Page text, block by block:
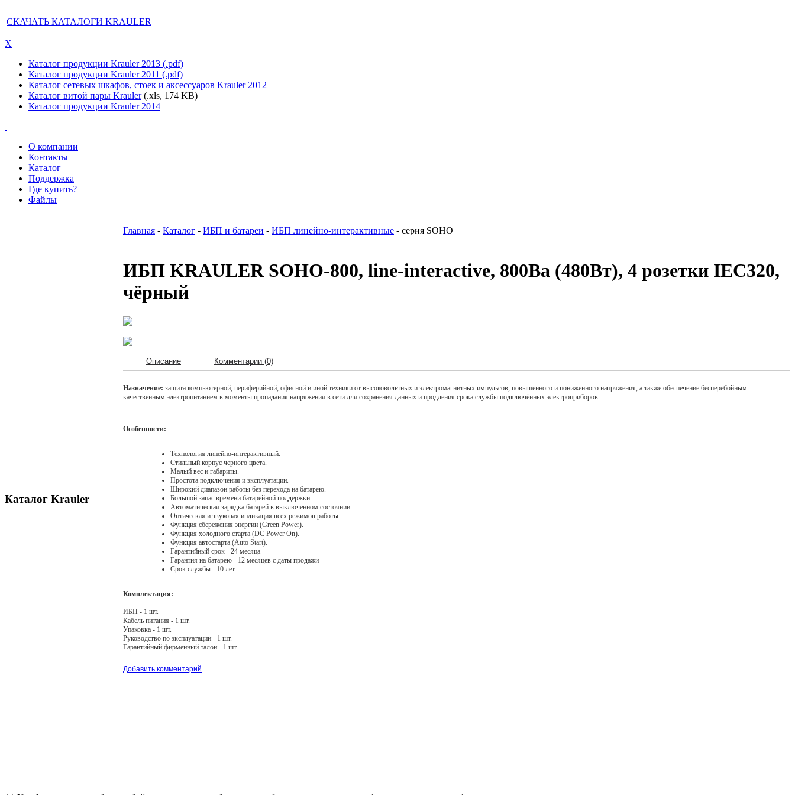
СКАЧАТЬ КАТАЛОГИ KRAULER
X
Каталог продукции Krauler 2013 (.pdf)
Каталог продукции Krauler 2011 (.pdf)
Каталог сетевых шкафов, стоек и аксессуаров Krauler 2012
Каталог витой пары Krauler(.xls, 174 KB)
Каталог продукции Krauler 2014
О компании
Контакты
Каталог
Поддержка
Где купить?
Файлы
Каталог Krauler
Главная - Каталог - ИБП и батареи - ИБП линейно-интерактивные - серия SOHO
ИБП KRAULER SOHO-800, line-interactive, 800Ва (480Вт), 4 розетки IEC320,
чёрный
Описание Комментарии (0)
Назначение: защита компьютерной, периферийной, офисной и иной техники от высоковольтных и электромагнитных импульсов, повышенного и пониженного напряжения, а также обеспечение бесперебойным
качественным электропитанием в моменты пропадания напряжения в сети для сохранения данных и продления срока службы подключённых электроприборов.
Особенности:
Технология линейно-интерактивный.
Стильный корпус черного цвета.
Малый вес и габариты.
Простота подключения и эксплуатации.
Широкий диапазон работы без перехода на батарею.
Большой запас времени батарейной поддержки.
Автоматическая зарядка батарей в выключенном состоянии.
Оптическая и звуковая индикация всех режимов работы.
Функция сбережения энергии (Green Power).
Функция холодного старта (DC Power On).
Функция автостарта (Auto Start).
Гарантийный срок - 24 месяца
Гарантия на батарею - 12 месяцев с даты продажи
Срок службы - 10 лет
Комплектация:
ИБП - 1 шт.
Кабель питания - 1 шт.
Упаковка - 1 шт.
Руководство по эксплуатации - 1 шт.
Гарантийный фирменный талон - 1 шт.
Добавить комментарий